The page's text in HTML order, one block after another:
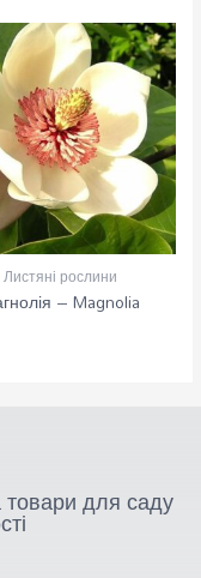
Листяні рослини
– Magnolia
товари для саду